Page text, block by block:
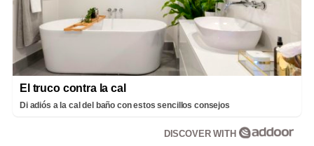
El truco contra la cal
Di adiós a la cal del baño con estos sencillos consejos
DISCOVER WITH